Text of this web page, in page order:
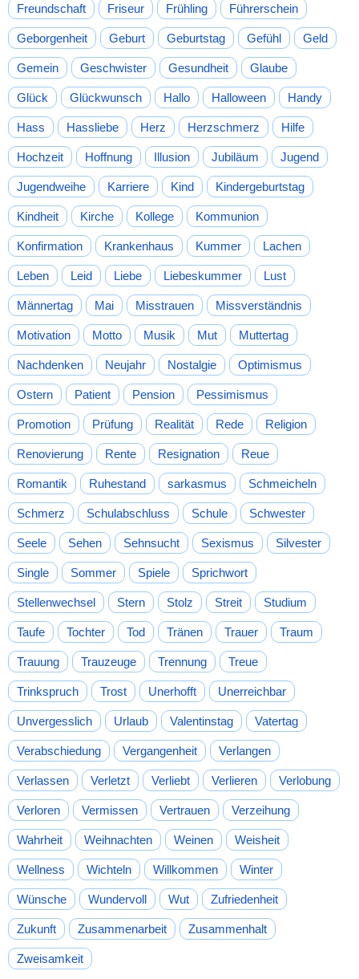
Freundschaft Friseur Frühling Führerschein
Geborgenheit Geburt Geburtstag Gefühl Geld
Gemein Geschwister Gesundheit Glaube
Glück Glückwunsch Hallo Halloween Handy
Hass Hassliebe Herz Herzschmerz Hilfe
Hochzeit Hoffnung Illusion Jubiläum Jugend
Jugendweihe Karriere Kind Kindergeburtstag
Kindheit Kirche Kollege Kommunion
Konfirmation Krankenhaus Kummer Lachen
Leben Leid Liebe Liebeskummer Lust
Männertag Mai Misstrauen Missverständnis
Motivation Motto Musik Mut Muttertag
Nachdenken Neujahr Nostalgie Optimismus
Ostern Patient Pension Pessimismus
Promotion Prüfung Realität Rede Religion
Renovierung Rente Resignation Reue
Romantik Ruhestand sarkasmus Schmeicheln
Schmerz Schulabschluss Schule Schwester
Seele Sehen Sehnsucht Sexismus Silvester
Single Sommer Spiele Sprichwort
Stellenwechsel Stern Stolz Streit Studium
Taufe Tochter Tod Tränen Trauer Traum
Trauung Trauzeuge Trennung Treue
Trinkspruch Trost Unerhofft Unerreichbar
Unvergesslich Urlaub Valentinstag Vatertag
Verabschiedung Vergangenheit Verlangen
Verlassen Verletzt Verliebt Verlieren Verlobung
Verloren Vermissen Vertrauen Verzeihung
Wahrheit Weihnachten Weinen Weisheit
Wellness Wichteln Willkommen Winter
Wünsche Wundervoll Wut Zufriedenheit
Zukunft Zusammenarbeit Zusammenhalt
Zweisamkeit